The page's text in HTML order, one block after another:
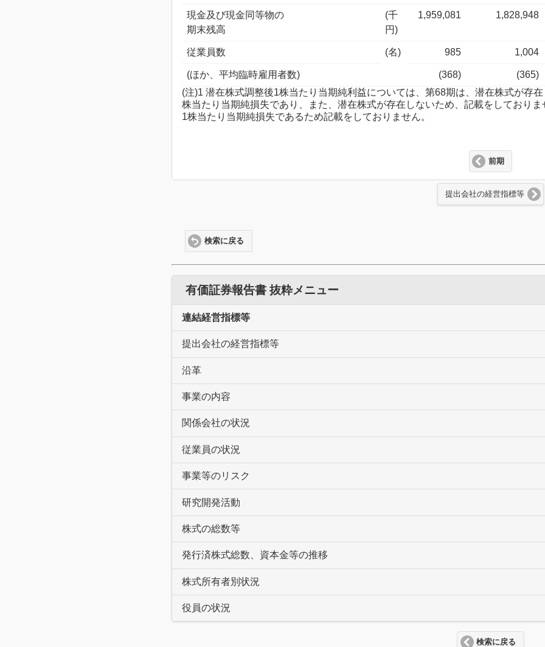
現金及び現金同等物の
期末残高
(千
円)
1,959,081 1,828,948
従業員数 (名) 985 1,004
(ほか、平均臨時雇用者数) (368)
(365)
(注)1 潜在株式調整後1株当たり当期純利益については、第68期は、潜在株式が存
株当たり当期純損失であり、また、潜在株式が存在しないため、記載をしており
1株当たり当期純損失であるため記載をしておりません。
前期
提出会社の経営指標等
検索に戻る
有価証券報告書 抜粋メニュー
連結経営指標等
提出会社の経営指標等
沿革
事業の内容
関係会社の状況
従業員の状況
事業等のリスク
研究開発活動
株式の総数等
発行済株式総数、資本金等の推移
株式所有者別状況
役員の状況
検索に戻る